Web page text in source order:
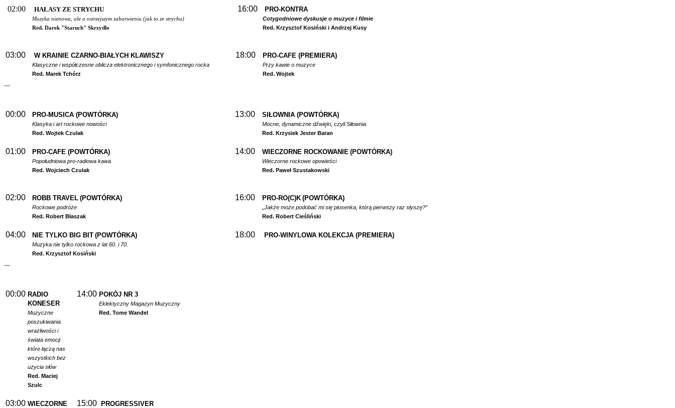
02:00 HAŁASY ZE STRYCHU
Muzyka nienowa, ale o ostrzejszym zabarwieniu (jak to ze strychu)
Red. Darek "Staruch" Skrzydło
16:00 PRO-KONTRA
Cotygodniowe dyskusje o muzyce i filmie
Red. Krzysztof Kosiński i Andrzej Kusy
03:00 W KRAINIE CZARNO-BIAŁYCH KLAWISZY
Klasyczne i współczesne oblicza elektronicznego i symfonicznego rocka
Red. Marek Tchórz
18:00 PRO-CAFE (PREMIERA)
Przy kawie o muzyce
Red. Wojtek
...
00:00 PRO-MUSICA (POWTÓRKA)
Klasyka i art rockowe nowości
Red. Wojtek Czulak
13:00 SIŁOWNIA (POWTÓRKA)
Mocne, dynamiczne dźwięki, czyli Siłownia
Red. Krzysiek Jester Baran
01:00 PRO-CAFE (POWTÓRKA)
Popołudniowa pro-radiowa kawa
Red. Wojciech Czulak
14:00 WIECZORNE ROCKOWANIE (POWTÓRKA)
Wieczorne rockowe opowieści
Red. Paweł Szustakowski
02:00 ROBB TRAVEL (POWTÓRKA)
Rockowe podróże
Red. Robert Błaszak
16:00 PRO-RO(C)K (POWTÓRKA)
„Jakże może podobać mi się piosenka, którą pierwszy raz słyszę?”
Red. Robert Cieśliński
04:00 NIE TYLKO BIG BIT (POWTÓRKA)
Muzyka nie tylko rockowa z lat 60. i 70.
Red. Krzysztof Kosiński
18:00 PRO-WINYLOWA KOLEKCJA (PREMIERA)
...
00:00 RADIO
KONESER
Muzyczne
poszukiwania
wrażliwości i
świata emocji
które łączą nas
wszystkich bez
użycia słów
Red. Maciej
Szulc
14:00 POKÓJ NR 3
Eklektyczny Magazyn Muzyczny
Red. Tome Wandel
03:00 WIECZORNE
15:00 PROGRESSIVER